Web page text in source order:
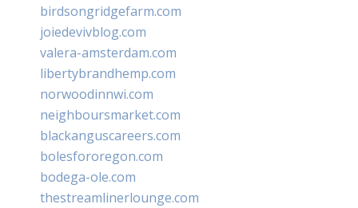
birdsongridgefarm.com
joiedevivblog.com
valera-amsterdam.com
libertybrandhemp.com
norwoodinnwi.com
neighboursmarket.com
blackanguscareers.com
bolesfororegon.com
bodega-ole.com
thestreamlinerlounge.com